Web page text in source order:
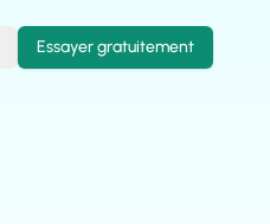
Essayer gratuitement